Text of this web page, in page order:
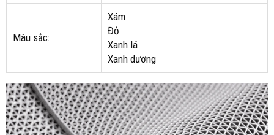
Màu sắc:
Xám
Đỏ
Xanh lá
Xanh dương